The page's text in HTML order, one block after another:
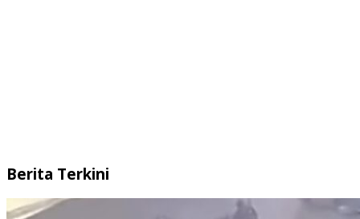
Berita Terkini